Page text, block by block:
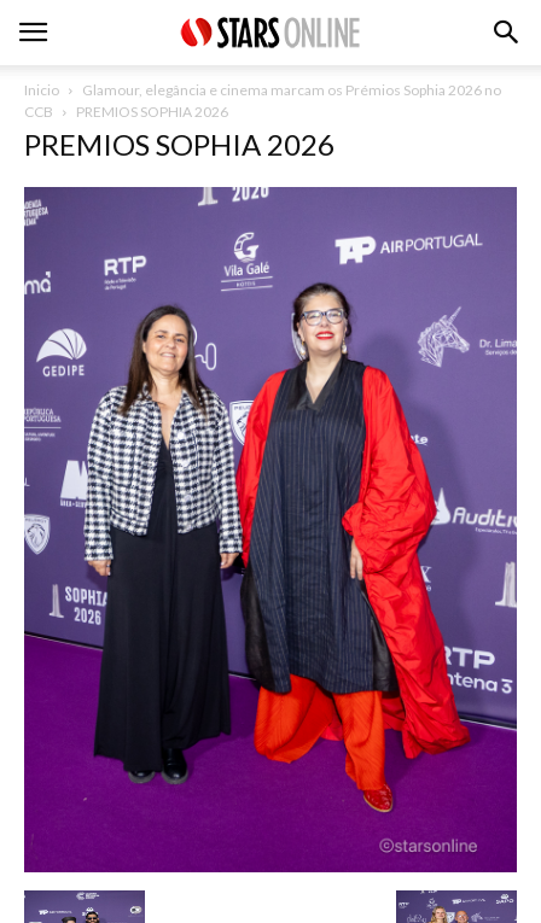
Inicio
Glamour, elegância e cinema marcam os Prémios Sophia 2026 no
CCB
PREMIOS SOPHIA 2026
PREMIOS SOPHIA 2026